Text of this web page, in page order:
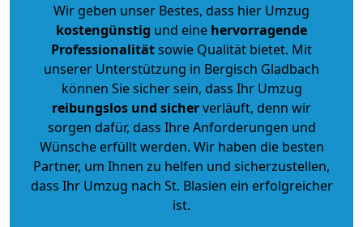
Wir geben unser Bestes, dass hier Umzug
kostengünstig und eine hervorragende
Professionalitätsowie Qualität bietet. Mit
unserer Unterstützung in Bergisch Gladbach
können Sie sicher sein, dass Ihr Umzug
reibungslos und sicherverläuft, denn wir
sorgen dafür, dass Ihre Anforderungen und
Wünsche erfüllt werden. Wir haben die besten
Partner, um Ihnen zu helfen und sicherzustellen,
dass Ihr Umzug nach St. Blasien ein erfolgreicher
ist.